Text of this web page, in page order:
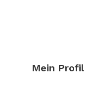
Mein Profil